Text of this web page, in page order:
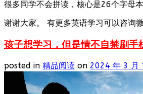
很多同学不会拼读，核心是26个字母
谢谢大家。 有更多英语学习可以咨
孩子想学习，但是情不自禁刷手
posted in 精品阅读 on 2024 年 3 月